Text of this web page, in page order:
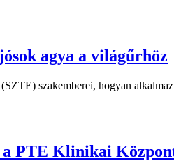
agya a világűrhöz
szakemberei, hogyan
a PTE Klinikai